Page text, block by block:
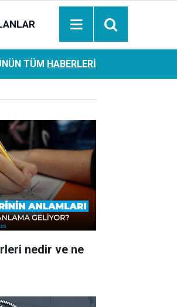
Bankası başvuran emeklilere hemen ödeme
geçiyor
TÜM HABERLERI
nedir ve ne